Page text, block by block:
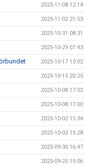
2025-11-08 12:14
2025-11-02 21:53
2025-10-31 08:31
2025-10-29 07:43
2025-10-17 13:02
2025-10-15 20:25
2025-10-08 17:02
2025-10-08 17:00
2025-10-02 15:34
2025-10-02 15:28
2025-09-30 16:47
2025-09-25 15:06